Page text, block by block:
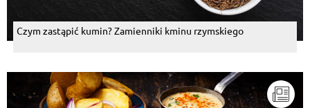
Czym zastąpić kumin? Zamienniki kminu rzymskiego